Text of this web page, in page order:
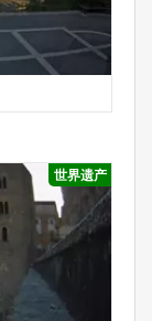
世界遗产